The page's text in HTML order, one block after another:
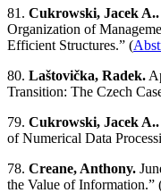
81. Cukrowski, Jacek A..
Organization of
Efficient Structures.” (
80. Laštovička, Radek.
Transition: The Czech
79. Cukrowski, Jacek A..
of Numerical Data
78. Creane, Anthony.
the Value of Information.”